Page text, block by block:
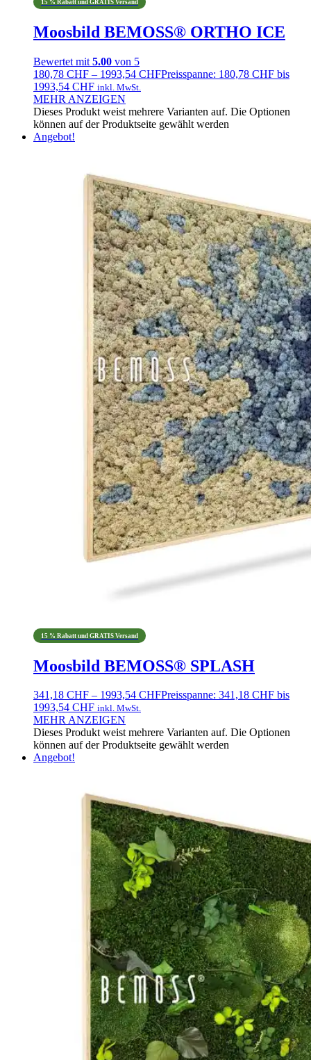
15 % Rabatt und GRATIS Versand
Moosbild BEMOSS® ORTHO ICE
Bewertet mit 5.00 von 5
180,78 CHF – 1993,54 CHFPreisspanne: 180,78 CHF bis
1993,54 CHF inkl. MwSt.
MEHR ANZEIGEN
Dieses Produkt weist mehrere Varianten auf. Die Optionen
können auf der Produktseite gewählt werden
Angebot!
15 % Rabatt und GRATIS Versand
Moosbild BEMOSS® SPLASH
341,18 CHF – 1993,54 CHFPreisspanne: 341,18 CHF bis
1993,54 CHF inkl. MwSt.
MEHR ANZEIGEN
Dieses Produkt weist mehrere Varianten auf. Die Optionen
können auf der Produktseite gewählt werden
Angebot!